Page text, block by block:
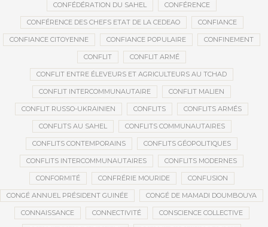
CONFÉDÉRATION DU SAHEL CONFÉRENCE
CONFÉRENCE DES CHEFS ETAT DE LA CEDEAO CONFIANCE
CONFIANCE CITOYENNE CONFIANCE POPULAIRE CONFINEMENT
CONFLIT CONFLIT ARMÉ
CONFLIT ENTRE ÉLEVEURS ET AGRICULTEURS AU TCHAD
CONFLIT INTERCOMMUNAUTAIRE CONFLIT MALIEN
CONFLIT RUSSO-UKRAINIEN CONFLITS CONFLITS ARMÉS
CONFLITS AU SAHEL CONFLITS COMMUNAUTAIRES
CONFLITS CONTEMPORAINS CONFLITS GÉOPOLITIQUES
CONFLITS INTERCOMMUNAUTAIRES CONFLITS MODERNES
CONFORMITÉ CONFRÉRIE MOURIDE CONFUSION
CONGÉ ANNUEL PRÉSIDENT GUINÉE CONGÉ DE MAMADI DOUMBOUYA
CONNAISSANCE CONNECTIVITÉ CONSCIENCE COLLECTIVE